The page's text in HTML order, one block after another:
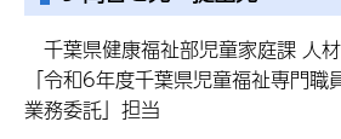
千葉県健康福祉部児童家庭課 人
「令和6年度千葉県児童福祉専門
業務委託」担当